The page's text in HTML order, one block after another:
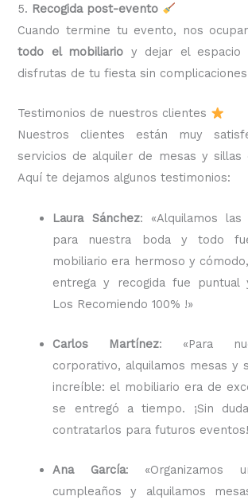
5. Recogida post-evento
Cuando termine tu evento, nos
todo el mobiliario y dejar el espacio
disfrutas de tu fiesta sin
Testimonios de nuestros clientes
Nuestros clientes están muy
servicios de alquiler de mesas y sillas
Aquí te dejamos algunos testimonios:
Laura Sánchez: «Alquilamos
para nuestra boda y todo
mobiliario era hermoso y
entrega y recogida fue puntual
Los Recomiendo 100% !»
Carlos Martínez: «Para
corporativo, alquilamos mesas y
increíble: el mobiliario era de
se entregó a tiempo. ¡Sin
contratarlos para futuros
Ana García: «Organizamos
cumpleaños y alquilamos